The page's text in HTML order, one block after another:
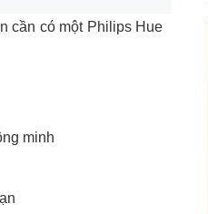
cần có một Philips Hue
minh